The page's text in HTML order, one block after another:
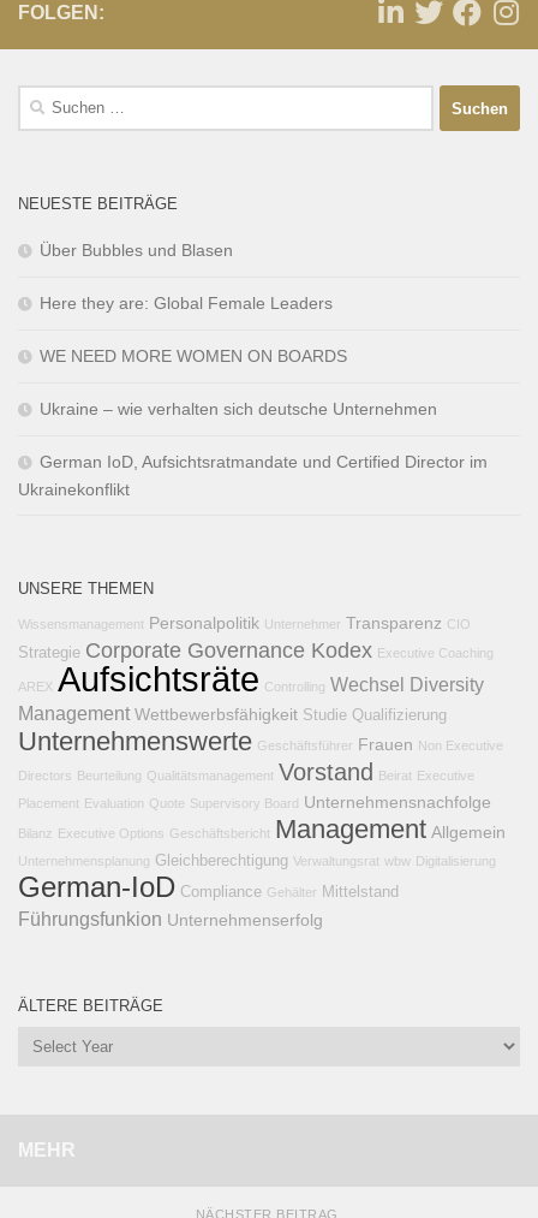
FOLGEN:
NEUESTE BEITRÄGE
Über Bubbles und Blasen
Here they are: Global Female Leaders
WE NEED MORE WOMEN ON BOARDS
Ukraine – wie verhalten sich deutsche Unternehmen
German IoD, Aufsichtsratmandate und Certified Director im
Ukrainekonflikt
UNSERE THEMEN
Wissensmanagement Personalpolitik Unternehmer Transparenz CIO
Strategie Corporate Governance Kodex Executive Coaching
AREX Aufsichtsräte Controlling Wechsel
Diversity
Management Wettbewerbsfähigkeit Studie Qualifizierung
Unternehmenswerte Geschäftsführer Frauen Non Executive
Directors Beurteilung Qualitätsmanagement Vorstand Beirat Executive
Placement Evaluation Quote Supervisory Board Unternehmensnachfolge
Bilanz Executive Options Geschäftsbericht Management Allgemein
Unternehmensplanung Gleichberechtigung Verwaltungsrat wbw Digitalisierung
German-IoD Compliance Gehälter Mittelstand
Führungsfunkion Unternehmenserfolg
ÄLTERE BEITRÄGE
MEHR
NÄCHSTER BEITRAG